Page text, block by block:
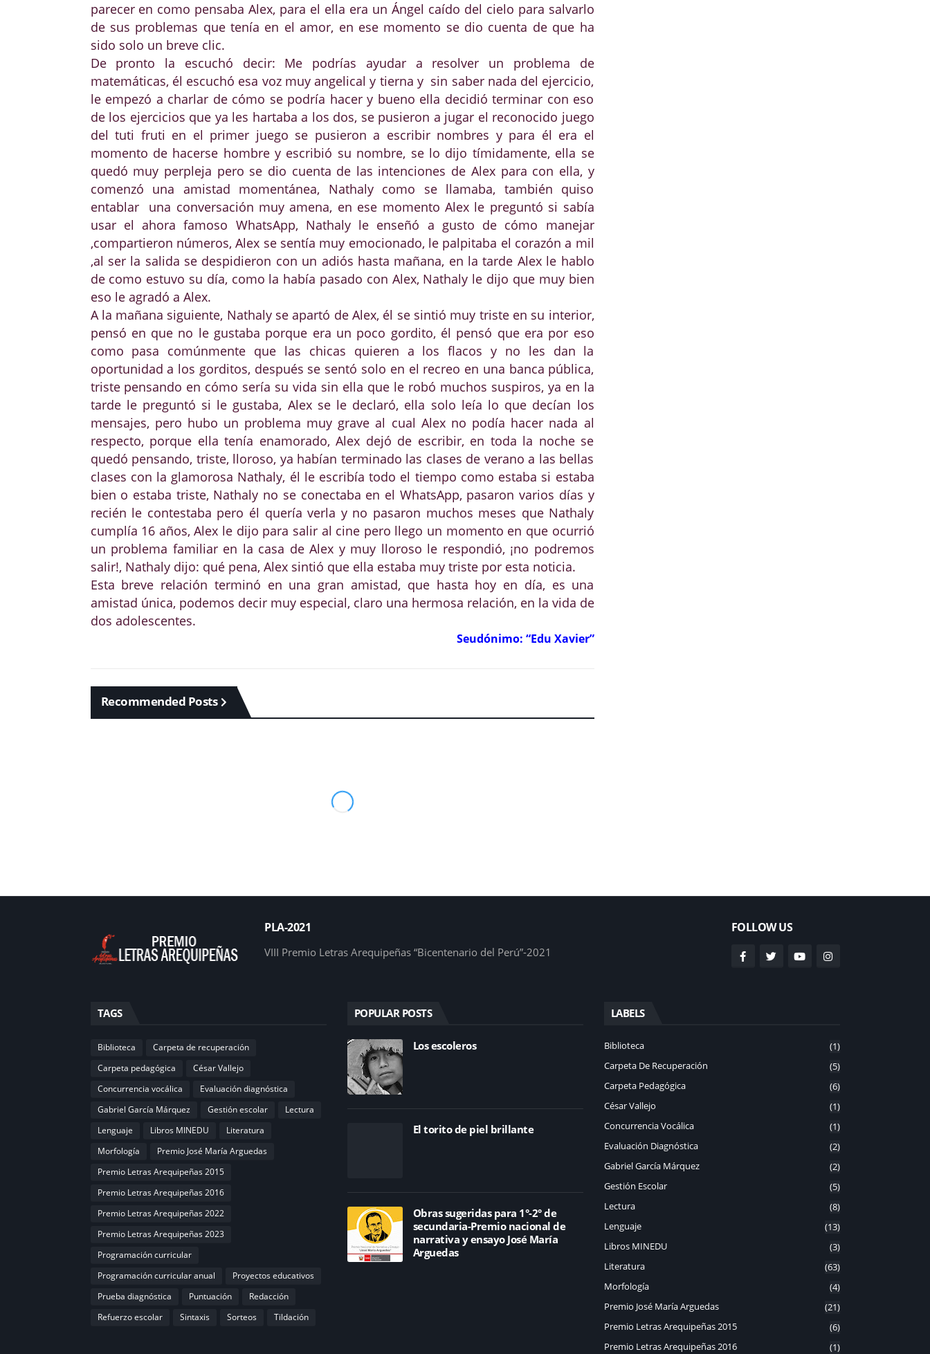
parecer en como pensaba Alex, para el ella era un Ángel caído del cielo para salvarlo
de sus problemas que tenía en el amor, en ese momento se dio cuenta de que ha
sido solo un breve clic.
De pronto la escuchó decir: Me podrías ayudar a resolver un problema de
matemáticas, él escuchó esa voz muy angelical y tierna y sin saber nada del ejercicio,
le empezó a charlar de cómo se podría hacer y bueno ella decidió terminar con eso
de los ejercicios que ya les hartaba a los dos, se pusieron a jugar el reconocido juego
del tuti fruti en el primer juego se pusieron a escribir nombres y para él era el
momento de hacerse hombre y escribió su nombre, se lo dijo tímidamente, ella se
quedó muy perpleja pero se dio cuenta de las intenciones de Alex para con ella, y
comenzó una amistad momentánea, Nathaly como se llamaba, también quiso
entablar una conversación muy amena, en ese momento Alex le preguntó si sabía
usar el ahora famoso WhatsApp, Nathaly le enseñó a gusto de cómo manejar
,compartieron números, Alex se sentía muy emocionado, le palpitaba el corazón a mil
,al ser la salida se despidieron con un adiós hasta mañana, en la tarde Alex le hablo
de como estuvo su día, como la había pasado con Alex, Nathaly le dijo que muy bien
eso le agradó a Alex.
A la mañana siguiente, Nathaly se apartó de Alex, él se sintió muy triste en su interior,
pensó en que no le gustaba porque era un poco gordito, él pensó que era por eso
como pasa comúnmente que las chicas quieren a los flacos y no les dan la
oportunidad a los gorditos, después se sentó solo en el recreo en una banca pública,
triste pensando en cómo sería su vida sin ella que le robó muchos suspiros, ya en la
tarde le preguntó si le gustaba, Alex se le declaró, ella solo leía lo que decían los
mensajes, pero hubo un problema muy grave al cual Alex no podía hacer nada al
respecto, porque ella tenía enamorado, Alex dejó de escribir, en toda la noche se
quedó pensando, triste, lloroso, ya habían terminado las clases de verano a las bellas
clases con la glamorosa Nathaly, él le escribía todo el tiempo como estaba si estaba
bien o estaba triste, Nathaly no se conectaba en el WhatsApp, pasaron varios días y
recién le contestaba pero él quería verla y no pasaron muchos meses que Nathaly
cumplía 16 años, Alex le dijo para salir al cine pero llego un momento en que ocurrió
un problema familiar en la casa de Alex y muy lloroso le respondió, ¡no podremos
salir!, Nathaly dijo: qué pena, Alex sintió que ella estaba muy triste por esta noticia.
Esta breve relación terminó en una gran amistad, que hasta hoy en día, es una
amistad única, podemos decir muy especial, claro una hermosa relación, en la vida de
dos adolescentes.
Seudónimo: “Edu Xavier”
Recommended Posts
PLA-2021
VIII Premio Letras Arequipeñas “Bicentenario del Perú”-2021
FOLLOW US
TAGS
Biblioteca
Carpeta de recuperación
Carpeta pedagógica
César Vallejo
Concurrencia vocálica
Evaluación diagnóstica
Gabriel García Márquez
Gestión escolar
Lectura
Lenguaje
Libros MINEDU
Literatura
Morfología
Premio José María Arguedas
Premio Letras Arequipeñas 2015
Premio Letras Arequipeñas 2016
Premio Letras Arequipeñas 2022
Premio Letras Arequipeñas 2023
Programación curricular
Programación curricular anual
Proyectos educativos
Prueba diagnóstica
Puntuación
Redacción
Refuerzo escolar
Sintaxis Sorteos Tildación
POPULAR POSTS
Los escoleros
El torito de piel brillante
Obras sugeridas para 1°-2° de
secundaria-Premio nacional de
narrativa y ensayo José María
Arguedas
LABELS
Biblioteca
(1)
Carpeta De Recuperación
(5)
Carpeta Pedagógica
(6)
César Vallejo
(1)
Concurrencia Vocálica
(1)
Evaluación Diagnóstica
(2)
Gabriel García Márquez
(2)
Gestión Escolar
(5)
Lectura
(8)
Lenguaje
(13)
Libros MINEDU
(3)
Literatura
(63)
Morfología
(4)
Premio José María Arguedas
(21)
Premio Letras Arequipeñas 2015
(6)
Premio Letras Arequipeñas 2016
(1)